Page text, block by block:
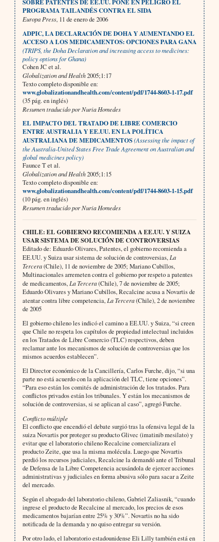
SOBRE PATENTES DE EE.UU. PONE EN PELIGRO EL
PROGRAMA TAILANDÉS CONTRA EL SIDA
Europa Press, 11 de enero de 2006
ADPIC, LA DECLARACIÓN DE DOHA Y AUMENTANDO EL
ACCESO A LOS MEDICAMENTOS: OPCIONES PARA GANA
(TRIPS, the Doha Declaration and increasing access to medicines:
policy options for Ghana)
Cohen JC et al.
Globalization and Health2005;1:17
Texto completo disponible en:
www.globalizationandhealth.com/content/pdf/1744-8603-1-17.pdf
(35 pág. en inglés)
Resumen traducido por Nuria Homedes
EL IMPACTO DEL TRATADO DE LIBRE COMERCIO
ENTRE AUSTRALIA Y EE.UU. EN LA POLÍTICA
AUSTRALIANA DE MEDICAMENTOS(Assessing the impact of
the Australia-United States Free Trade Agreement on Australian and
global medicines policy)
Faunce T et al.
Globalization and Health2005;1:15
Texto completo disponible en:
www.globalizationandhealth.com/content/pdf/1744-8603-1-15.pdf
(10 pág. en inglés)
Resumen traducido por Nuria Homedes
CHILE: EL GOBIERNO RECOMIENDA A EE.UU. Y SUIZA
USAR SISTEMA DE SOLUCIÓN DE CONTROVERSIAS
Editado de: Eduardo Olivares, Patentes, el gobierno recomienda a
EE.UU. y Suiza usar sistema de solución de controversias, La
Tercera(Chile), 11 de noviembre de 2005; Mariano Cubillos,
Multinacionales arremeten contra el gobierno por respeto a patentes
de medicamentos, La Tercera(Chile), 7 de noviembre de 2005;
Eduardo Olivares y Mariano Cubillos, Recalcine acusa a Novartis de
atentar contra libre competencia, La Tercera(Chile), 2 de noviembre
de 2005
El gobierno chileno les indicó el camino a EE.UU. y Suiza, “si creen
que Chile no respeta los capítulos de propiedad intelectual incluidos
en los Tratados de Libre Comercio (TLC) respectivos, deben
reclamar ante los mecanismos de solución de controversias que los
mismos acuerdos establecen”.
El Director económico de la Cancillería, Carlos Furche, dijo, “si una
parte no está acuerdo con la aplicación del TLC, tiene opciones”.
“Para eso están los comités de administración de los tratados. Para
conflictos privados están los tribunales. Y están los mecanismos de
solución de controversias, si se aplican al caso”, agregó Furche.
Conflicto múltiple
El conflicto que encendió el debate surgió tras la ofensiva legal de la
suiza Novartis por proteger su producto Glivec (imatinib mesilato) y
evitar que el laboratorio chileno Recalcine comercializara el
producto Zeite, que usa la misma molécula. Luego que Novartis
perdió los recursos judiciales, Recalcine la demandó ante el Tribunal
de Defensa de la Libre Competencia acusándola de ejercer acciones
administrativas y judiciales en forma abusiva sólo para sacar a Zeite
del mercado.
Según el abogado del laboratorio chileno, Gabriel Zaliasnik, “cuando
ingrese el producto de Recalcine al mercado, los precios de esos
medicamentos bajarían entre 25% y 30%”. Novartis no ha sido
notificada de la demanda y no quiso entregar su versión.
Por otro lado, el laboratorio estadounidense Eli Lilly también está en